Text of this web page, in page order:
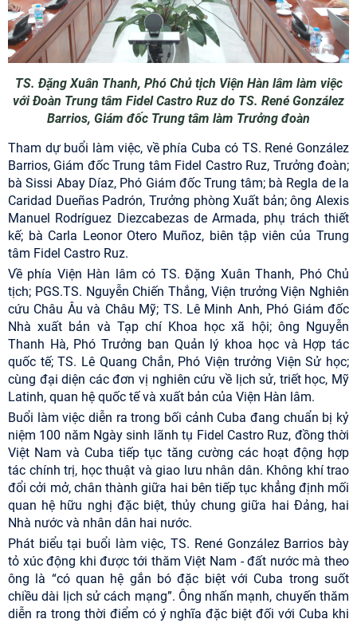
TS. Đặng Xuân Thanh, Phó Chủ tịch Viện Hàn lâm làm việc
với Đoàn Trung tâm Fidel Castro Ruz do TS. René González
Barrios, Giám đốc Trung tâm làm Trưởng đoàn
Tham dự buổi làm việc, về phía Cuba có TS. René González
Barrios, Giám đốc Trung tâm Fidel Castro Ruz, Trưởng đoàn;
bà Sissi Abay Díaz, Phó Giám đốc Trung tâm; bà Regla de la
Caridad Dueñas Padrón, Trưởng phòng Xuất bản; ông Alexis
Manuel Rodríguez Diezcabezas de Armada, phụ trách thiết
kế; bà Carla Leonor Otero Muñoz, biên tập viên của Trung
tâm Fidel Castro Ruz.
Về phía Viện Hàn lâm có TS. Đặng Xuân Thanh, Phó Chủ
tịch; PGS.TS. Nguyễn Chiến Thắng, Viện trưởng Viện Nghiên
cứu Châu Âu và Châu Mỹ; TS. Lê Minh Anh, Phó Giám đốc
Nhà xuất bản và Tạp chí Khoa học xã hội; ông Nguyễn
Thanh Hà, Phó Trưởng ban Quản lý khoa học và Hợp tác
quốc tế; TS. Lê Quang Chắn, Phó Viện trưởng Viện Sử học;
cùng đại diện các đơn vị nghiên cứu về lịch sử, triết học, Mỹ
Latinh, quan hệ quốc tế và xuất bản của Viện Hàn lâm.
Buổi làm việc diễn ra trong bối cảnh Cuba đang chuẩn bị kỷ
niệm 100 năm Ngày sinh lãnh tụ Fidel Castro Ruz, đồng thời
Việt Nam và Cuba tiếp tục tăng cường các hoạt động hợp
tác chính trị, học thuật và giao lưu nhân dân. Không khí trao
đổi cởi mở, chân thành giữa hai bên tiếp tục khẳng định mối
quan hệ hữu nghị đặc biệt, thủy chung giữa hai Đảng, hai
Nhà nước và nhân dân hai nước.
Phát biểu tại buổi làm việc, TS. René González Barrios bày
tỏ xúc động khi được tới thăm Việt Nam - đất nước mà theo
ông là “có quan hệ gắn bó đặc biệt với Cuba trong suốt
chiều dài lịch sử cách mạng”. Ông nhấn mạnh, chuyến thăm
diễn ra trong thời điểm có ý nghĩa đặc biệt đối với Cuba khi